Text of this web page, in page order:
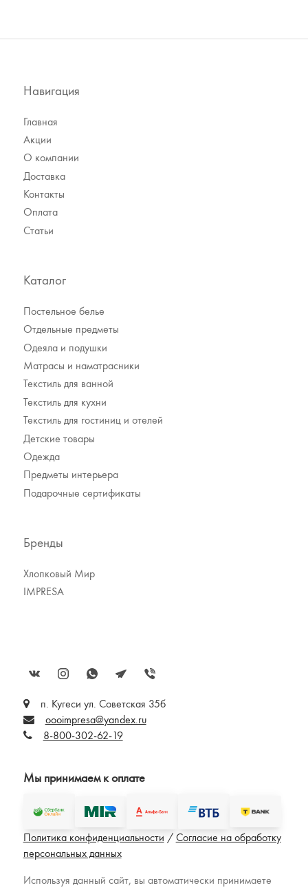
Навигация
Главная
Акции
О компании
Доставка
Контакты
Оплата
Статьи
Каталог
Постельное белье
Отдельные предметы
Одеяла и подушки
Матрасы и наматрасники
Текстиль для ванной
Текстиль для кухни
Текстиль для гостиниц и отелей
Детские товары
Одежда
Предметы интерьера
Подарочные сертификаты
Бренды
Хлопковый Мир
IMPRESA
Политика конфиденциальности /Согласие на обработку
персональных данных
Используя данный сайт, вы автоматически принимаете
п. Кугеси ул. Советская 35б
oooimpresa@yandex.ru
8-800-302-62-19
Мы принимаем к оплате